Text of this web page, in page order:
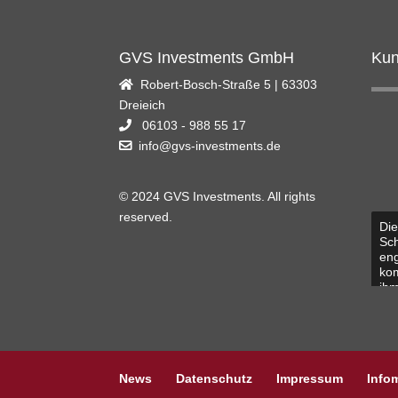
GVS Investments GmbH
Robert-Bosch-Straße 5 | 63303
Dreieich
06103 - 988 55 17
info@gvs-investments.de
© 2024 GVS Investments. All rights
reserved.
News Datenschutz Impressum